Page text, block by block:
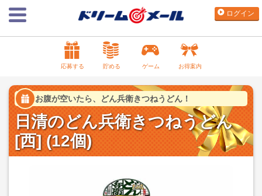
ログイン
応募する 貯める ゲーム お得案内
お腹が空いたら、どん兵衛きつねうどん！
日清のどん兵衛きつねうどん
[西] (12個)